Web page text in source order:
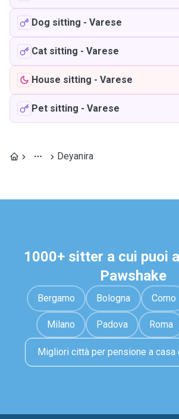
Dog sitting - Varese
Cat sitting - Varese
House sitting - Varese
Pet sitting - Varese
Deyanira
1000+ sitter a cui puoi
Pawshake
Bergamo Bologna Como
Milano Padova Roma
Migliori città per pensione a